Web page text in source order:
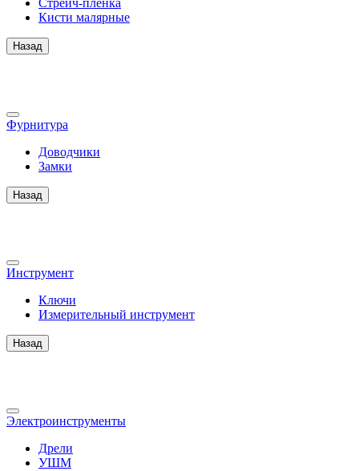
Стрейч-пленка
Кисти малярные
Назад
Фурнитура
Доводчики
Замки
Назад
Инструмент
Ключи
Измерительный инструмент
Назад
Электроинструменты
Дрели
УШМ